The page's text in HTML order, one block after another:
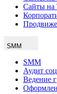
Сайты на
SMM
SMM
Аудит
Ведение